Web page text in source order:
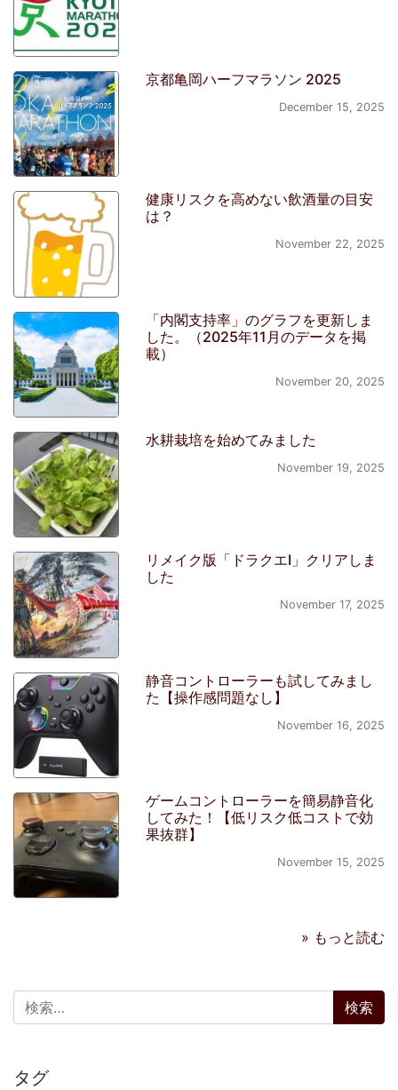
京都亀岡ハーフマラソン 2025
December 15, 2025
健康リスクを高めない飲酒量の目安
は？
November 22, 2025
「内閣支持率」のグラフを更新しま
した。（2025年11月のデータを掲
載）
November 20, 2025
水耕栽培を始めてみました
November 19, 2025
リメイク版「ドラクエI」クリアしま
した
November 17, 2025
静音コントローラーも試してみまし
た【操作感問題なし】
November 16, 2025
ゲームコントローラーを簡易静音化
してみた！【低リスク低コストで効
果抜群】
November 15, 2025
» もっと読む
検索:
タグ